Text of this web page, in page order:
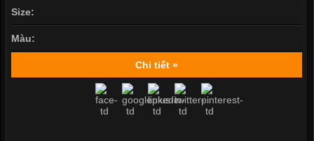
Size:
Màu:
Chi tiết »